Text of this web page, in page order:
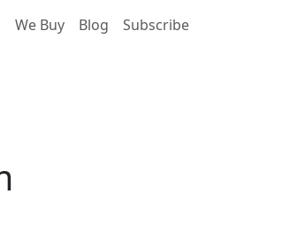
We Buy Blog Subscribe